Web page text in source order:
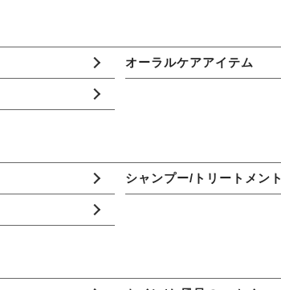
オーラルケアアイテム
シャンプー/トリートメント